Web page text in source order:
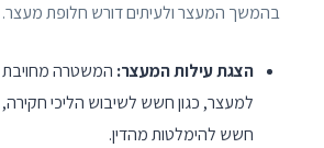
בהמשך המעצר ולעיתים דורש חלופת מעצר.
הצגת עילות המעצר: המשטרה מחויבת
למעצר, כגון חשש לשיבוש הליכי חקירה,
חשש להימלטות מהדין.